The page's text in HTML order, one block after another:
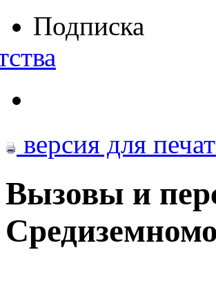
Подписка
версия для
Вызовы и